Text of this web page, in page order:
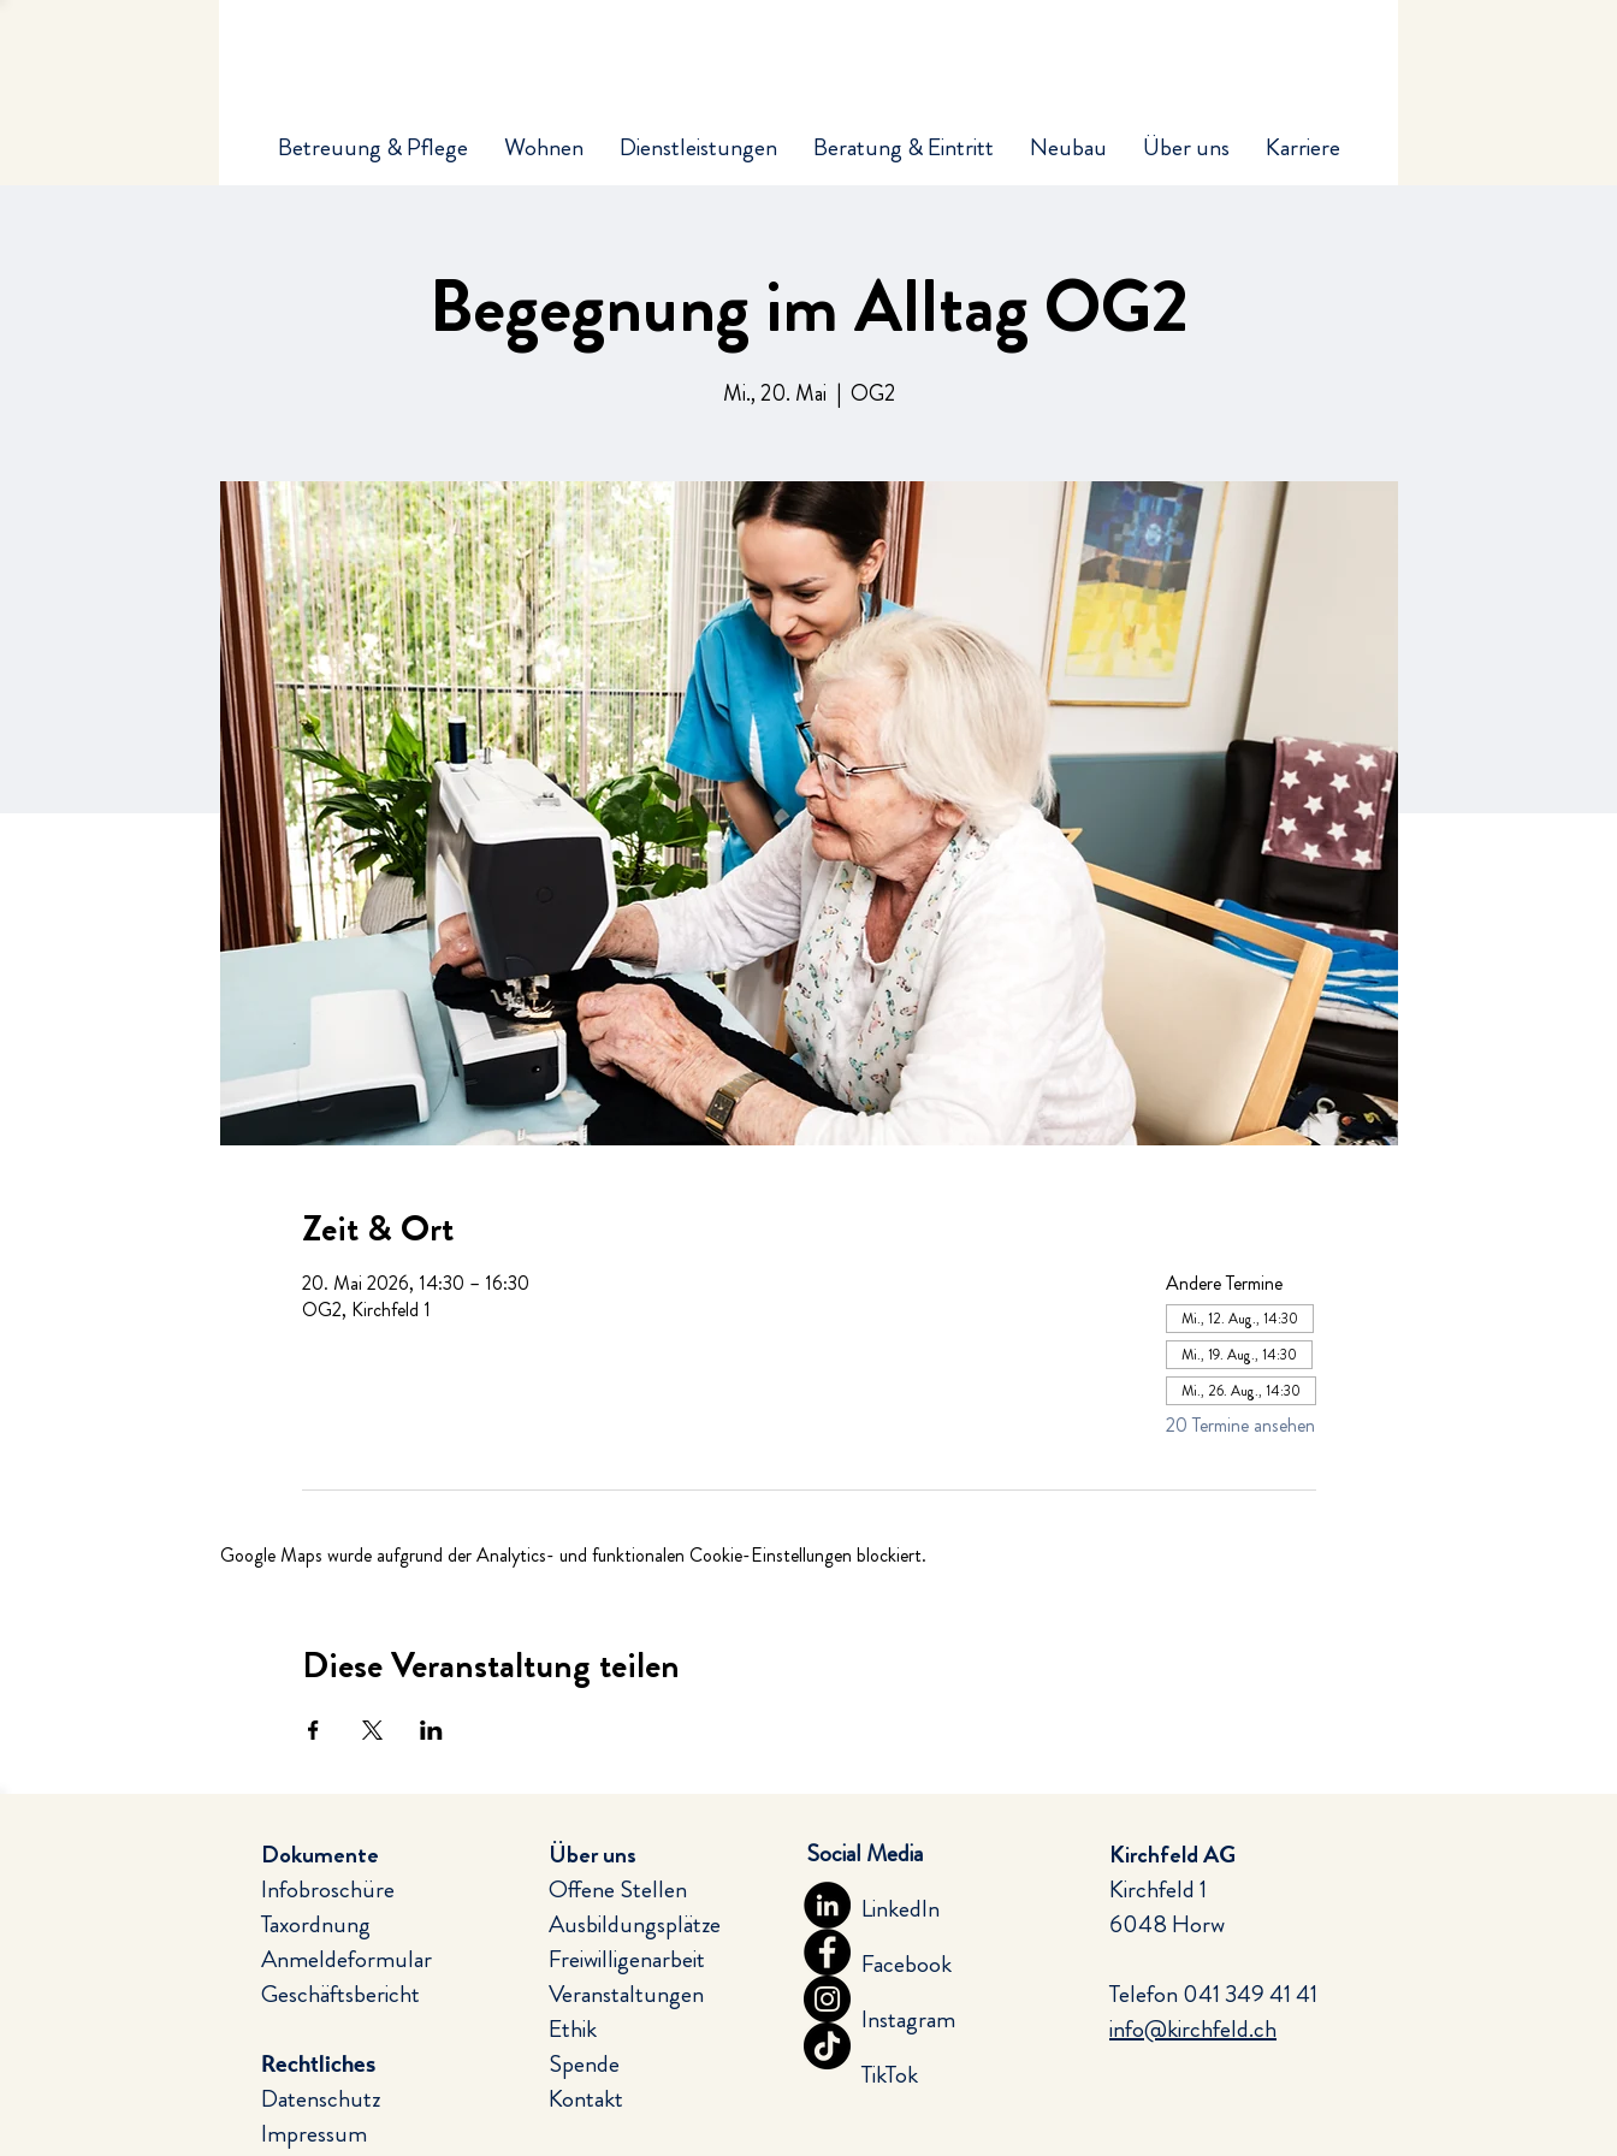
Betreuung & Pflege Wohnen Dienstleistungen Beratung & Eintritt Neubau Über uns Karriere
Begegnung im Alltag OG2
Mi., 20. Mai
  |
OG2
Zeit & Ort
20. Mai 2026, 14:30 – 16:30
OG2, Kirchfeld 1
Andere Termine
Mi., 12. Aug., 14:30
Mi., 19. Aug., 14:30
Mi., 26. Aug., 14:30
20 Termine ansehen
Google Maps wurde aufgrund der Analytics- und funktionalen Cookie-Einstellungen blockiert.
Diese Veranstaltung teilen
Dokumente
Infobroschüre
Taxordnung
Anmeldeformular
Geschäftsbericht
Rechtliches
Datenschutz
Impressum
Über uns
Offene Stellen
Ausbildungsplätze
Freiwilligenarbeit
Veranstaltungen
Ethik
Spende
Kontakt
LinkedIn
Facebook
Instagram
TikTok
Social Media
Kirchfeld AG
Kirchfeld 1
6048 Horw
Telefon041 349 41 41
info@kirchfeld.ch